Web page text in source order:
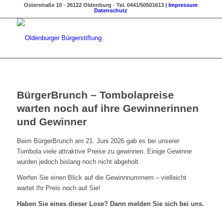
Osterstraße 10 · 26122 Oldenburg · Tel. 0441/50501613 |Impressum
Datenschutz
BürgerBrunch – Tombolapreise
warten noch auf ihre Gewinnerinnen
und Gewinner
Beim BürgerBrunch am 21. Juni 2026 gab es bei unserer
Tombola viele attraktive Preise zu gewinnen. Einige Gewinne
wurden jedoch bislang noch nicht abgeholt.
Werfen Sie einen Blick auf die Gewinnnummern – vielleicht
wartet Ihr Preis noch auf Sie!
Haben Sie eines dieser Lose? Dann melden Sie sich bei uns.